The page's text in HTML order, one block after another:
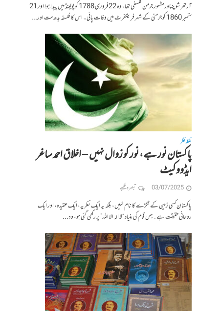
آرتھر شوپنہاورمشہور جرمن فلسفی تھا، وہ 22فروری 1788 کوپولینڈ میں پیدا ہوا اور 21
ستمبر 1860 کو جرمنی کے شہر فرینکفرٹ میں وفات پائی۔ اس کا فلسفہ بدھ مت اور...
نقطہ نظر
پاکستان نور ہے، نور کو زوال نہیں – اخلاق احمد ساغر
ایڈووکیٹ
03/07/2025 تبصرہ لکھیے
پاکستان کسی زمین کے ٹکڑے کا نام نہیں، بلکہ یہ ایک نظریہ، ایک عقیدہ، اور ایک
روحانی حقیقت ہے۔ جس قوم کی بنیاد “لا الہ الا اللہ” پر رکھی گئی ہو، وہ...